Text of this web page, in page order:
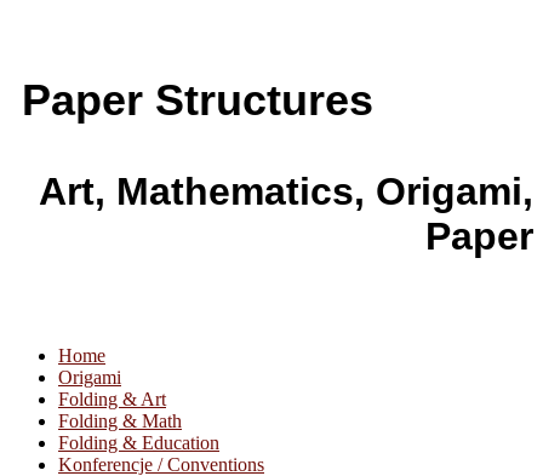
Paper Structures
Art, Mathematics, Origami,
Paper
Home
Origami
Folding & Art
Folding & Math
Folding & Education
Konferencje / Conventions